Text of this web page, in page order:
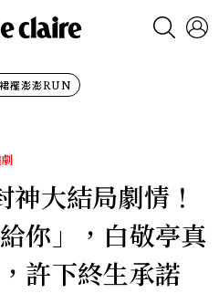
襬澎澎RUN
神大結局劇情！
你」，白敬亭真
許下終生承諾